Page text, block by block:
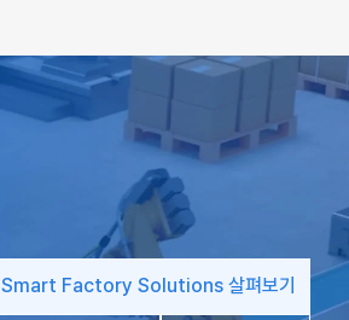
Smart Factory Solutions 살펴보기